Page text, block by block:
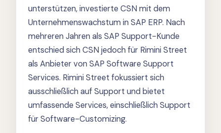
unterstützen, investierte CSN mit dem
Unternehmenswachstum in SAP ERP. Nach
mehreren Jahren als SAP Support-Kunde
entschied sich CSN jedoch für Rimini Street
als Anbieter von SAP Software Support
Services. Rimini Street fokussiert sich
ausschließlich auf Support und bietet
umfassende Services, einschließlich Support
für Software-Customizing.